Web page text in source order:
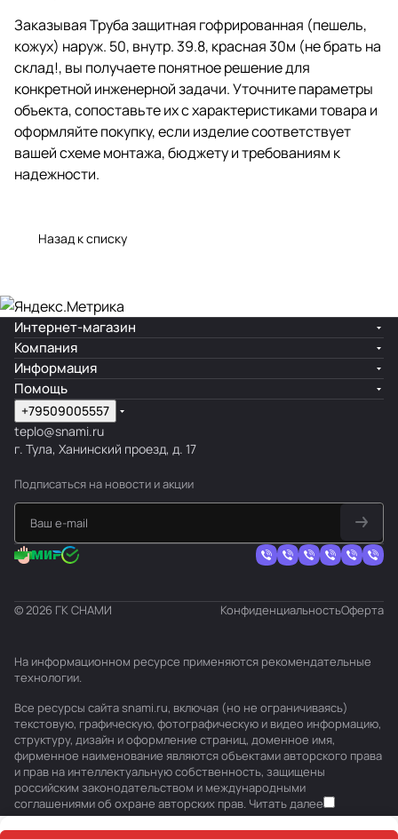
Заказывая Труба защитная гофрированная (пешель,
кожух) наруж. 50, внутр. 39.8, красная 30м (не брать на
склад!, вы получаете понятное решение для
конкретной инженерной задачи. Уточните параметры
объекта, сопоставьте их с характеристиками товара и
оформляйте покупку, если изделие соответствует
вашей схеме монтажа, бюджету и требованиям к
надежности.
Назад к списку
Интернет-магазин
Компания
Информация
Помощь
+79509005557
teplo@snami.ru
г. Тула, Ханинский проезд, д. 17
Подписаться на новости и акции
© 2026 ГК СНАМИ КонфиденциальностьОферта
На информационном ресурсе применяются рекомендательные
технологии.
Все ресурсы сайта snami.ru, включая (но не ограничиваясь)
текстовую, графическую, фотографическую и видео информацию,
структуру, дизайн и оформление страниц, доменное имя,
фирменное наименование являются объектами авторского права
и прав на интеллектуальную собственность, защищены
российским законодательством и международными
соглашениями об охране авторских прав. Читать далее